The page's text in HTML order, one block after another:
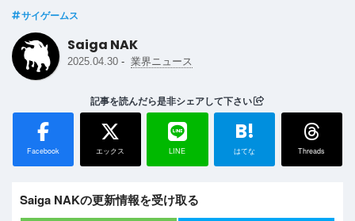
サイゲームス
Saiga NAK
2025.04.30 - 業界ニュース
記事を読んだら是非シェアして下さい
Facebook エックス LINE
B!
はてな Threads
Saiga NAKの更新情報を受け取る